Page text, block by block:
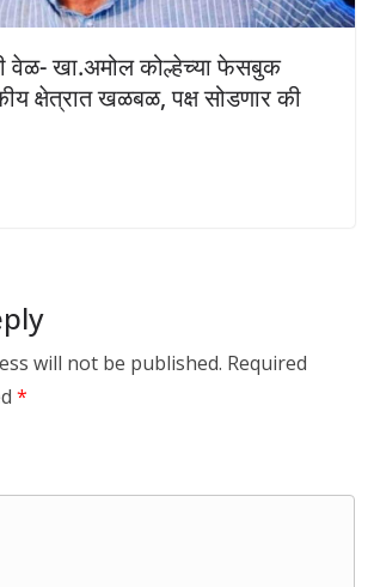
वेळ- खा.अमोल कोल्हेच्या फेसबुक
क्षेत्रात खळबळ, पक्ष सोडणार की
will not be published. Required
*